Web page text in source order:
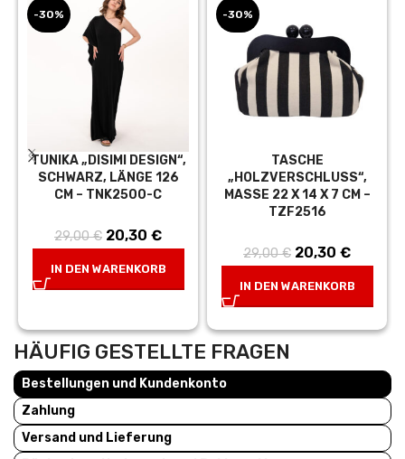
-30%
TUNIKA „DISIMI DESIGN“,
SCHWARZ, LÄNGE 126
CM – TNK2500-C
29,00€ Ursprünglicher
29,00 €
20,30 €
20,30 €.
IN DEN WARENKORB
-30%
TASCHE
„HOLZVERSCHLUSS“,
MASSE 22 X 14 X 7 CM – T
ZF2516
29,00€ Ursprünglicher
29,00 €
20,30 €
20,30
IN DEN WARENKORB
HÄUFIG GESTELLTE FRAGEN
Bestellungen und Kundenkonto
Zahlung
Versand und Lieferung